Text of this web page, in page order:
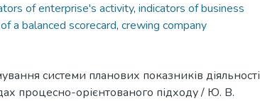
of enterprise's activity, indicators of business
a balanced scorecard, crewing company
системи планових показників діяльності
процесно-орієнтованого підходу / Ю. В.